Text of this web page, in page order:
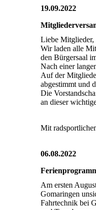
19.09.2022
Liebe Mitglieder,
Wir laden alle
den Bürgersaal
Nach einer
Auf der
abgestimmt und
Die
an dieser
Mit
06.08.2022
Am ersten
Gomaringen
Fahrtechnik bei